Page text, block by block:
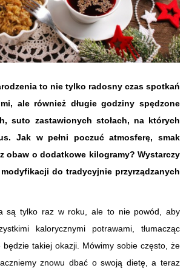
to nie tylko radosny czas spotkań
ale również długie godziny spędzone
suto zastawionych stołach, na których
Jak w pełni poczuć atmosferę, smak
obaw o dodatkowe kilogramy? Wystarczy
do tradycyjnie przyrządzanych
są tylko raz w roku, ale to nie powód, aby
kalorycznymi potrawami, tłumacząc
będzie takiej okazji. Mówimy sobie często, że
znowu dbać o swoją dietę, a teraz